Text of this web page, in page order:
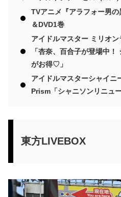
TVアニメ『アラフォー男
＆DVD1巻
アイドルマスター ミリオ
「杏奈、百合子が登場中
がお得♡」
アイドルマスターシャイ
Prism「シャニソンリニュー
東方LIVEBOX